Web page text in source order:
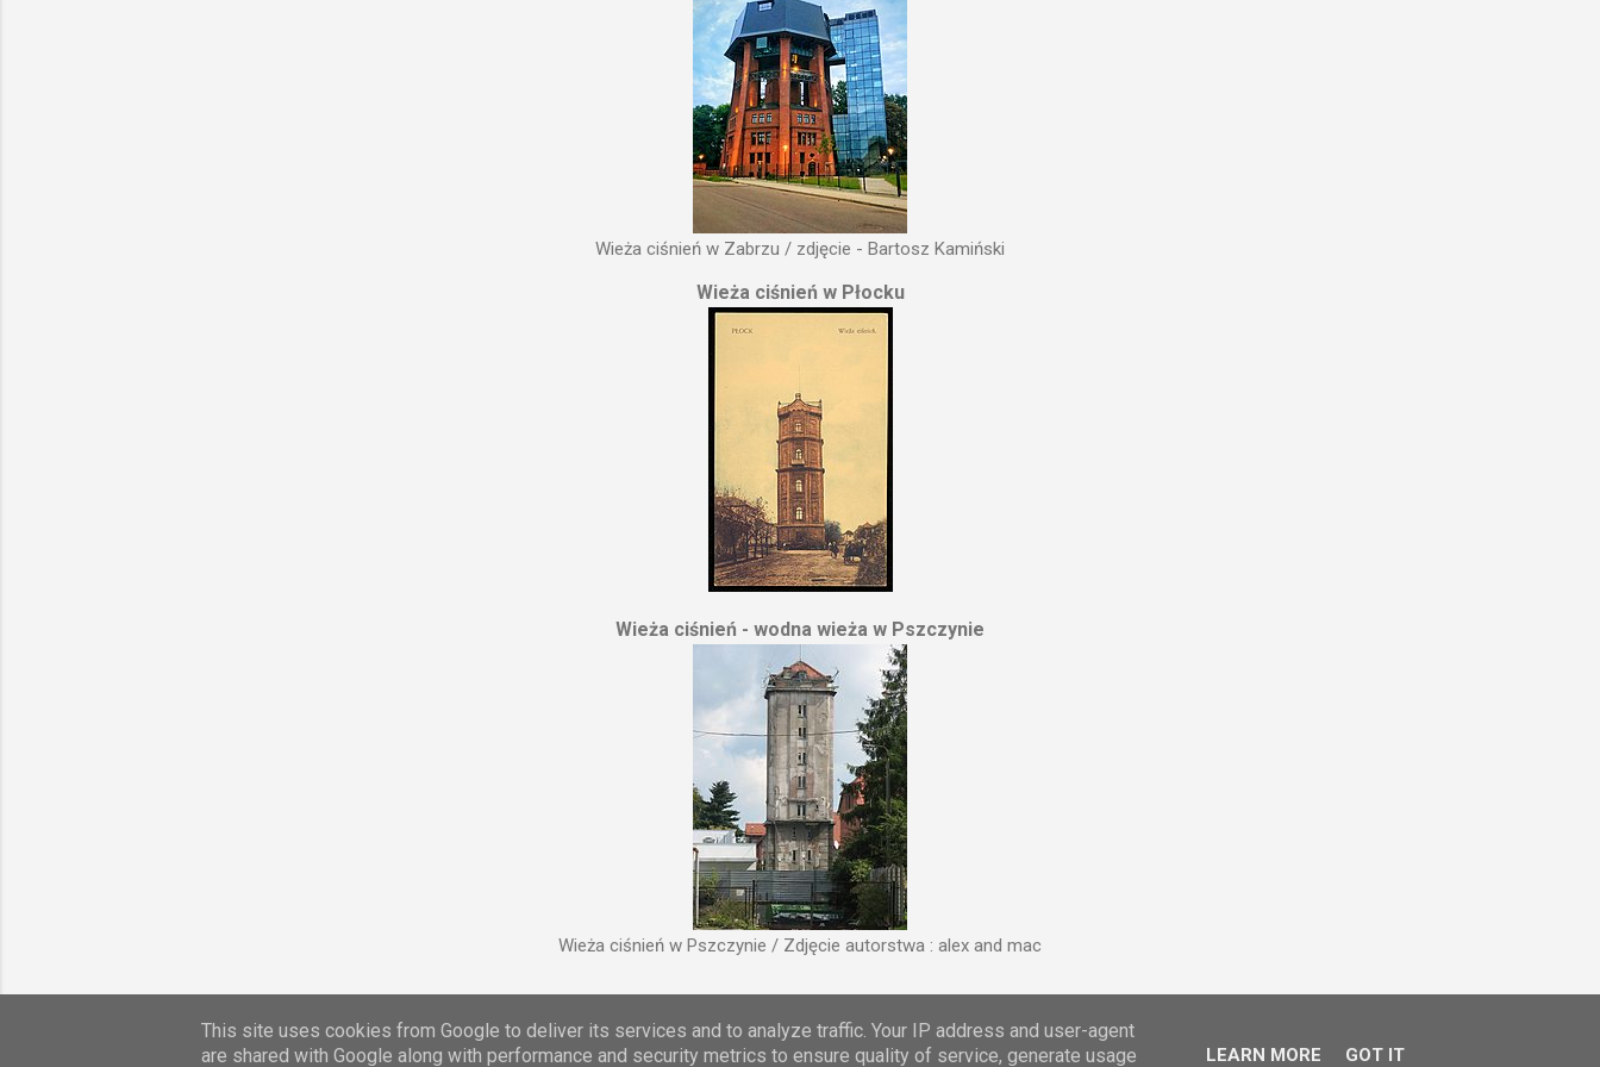
Wieża ciśnień w Zabrzu / zdjęcie - Bartosz Kamiński
Wieża ciśnień w Płocku
Wieża ciśnień - wodna wieża w Pszczynie
Wieża ciśnień w Pszczynie / Zdjęcie autorstwa : alex and mac
Obsługiwane przez usługę Blogger
This site uses cookies from Google to deliver its services and to analyze traffic. Your IP address and user-agent
are shared with Google along with performance and security metrics to ensure quality of service, generate usage
LEARN MORE GOT IT